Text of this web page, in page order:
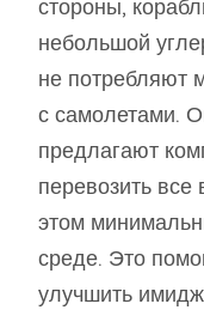
стороны,
небольшой
не потребляют
с самолетами.
предлагают
перевозить
этом
среде. Это
улучшить